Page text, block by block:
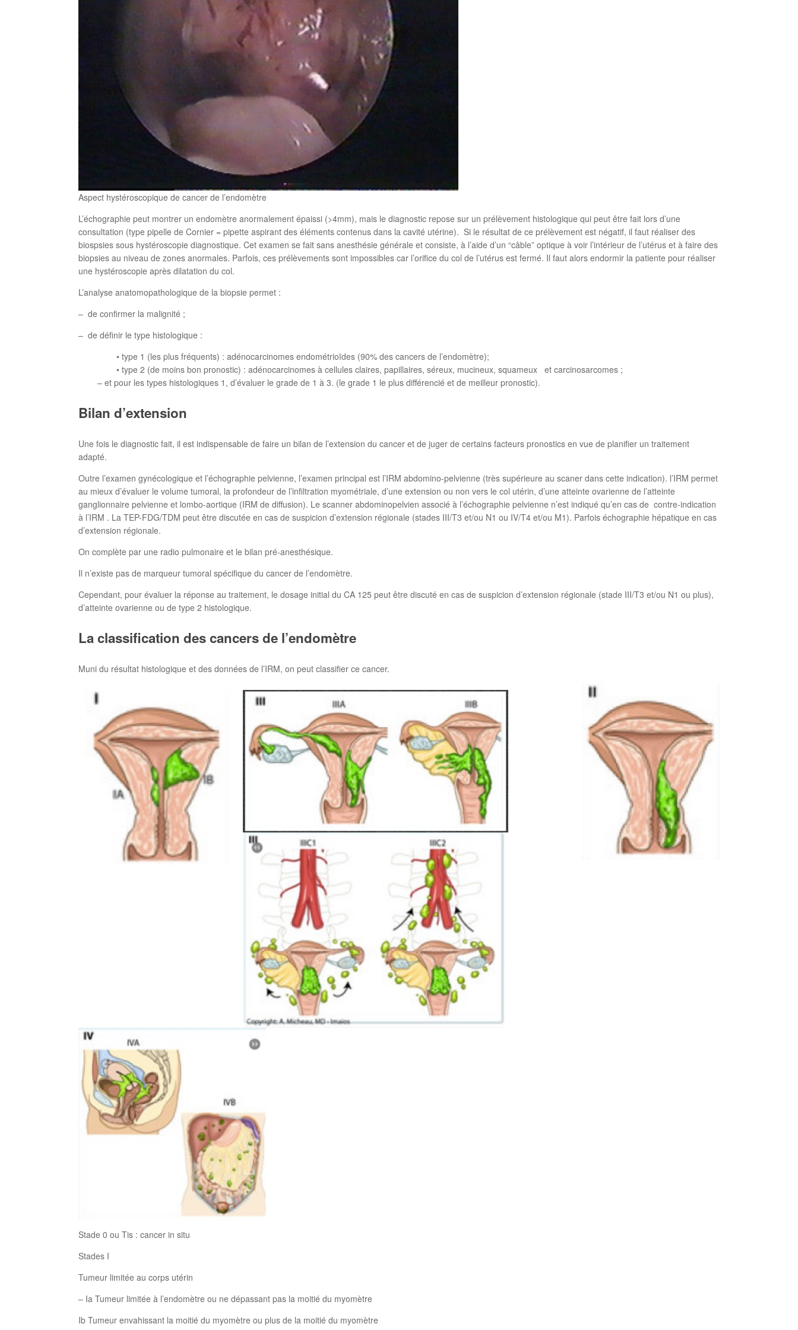
Aspect hystéroscopique de cancer de l’endomètre
L’échographie peut montrer un endomètre anormalement épaissi (>4mm), mais le diagnostic repose sur un prélèvement histologique qui peut être fait lors d’une
consultation (type pipelle de Cornier = pipette aspirant des éléments contenus dans la cavité utérine). Si le résultat de ce prélèvement est négatif, il faut réaliser des
biospsies sous hystéroscopie diagnostique. Cet examen se fait sans anesthésie générale et consiste, à l’aide d’un “câble” optique à voir l’intérieur de l’utérus et à faire des
biopsies au niveau de zones anormales. Parfois, ces prélèvements sont impossibles car l’orifice du col de l’utérus est fermé. Il faut alors endormir la patiente pour réaliser
une hystéroscopie après dilatation du col.
L’analyse anatomopathologique de la biopsie permet :
– de confirmer la malignité ;
– de définir le type histologique :
• type 1 (les plus fréquents) : adénocarcinomes endométrioïdes (90% des cancers de l’endomètre);
• type 2 (de moins bon pronostic) : adénocarcinomes à cellules claires, papillaires, séreux, mucineux, squameux et carcinosarcomes ;
– et pour les types histologiques 1, d’évaluer le grade de 1 à 3. (le grade 1 le plus différencié et de meilleur pronostic).
Bilan d’extension
Une fois le diagnostic fait, il est indispensable de faire un bilan de l’extension du cancer et de juger de certains facteurs pronostics en vue de planifier un traitement
adapté.
Outre l’examen gynécologique et l’échographie pelvienne, l’examen principal est l’IRM abdomino-pelvienne (très supérieure au scaner dans cette indication). l’IRM permet
au mieux d’évaluer le volume tumoral, la profondeur de l’infiltration myométriale, d’une extension ou non vers le col utérin, d’une atteinte ovarienne de l’atteinte
ganglionnaire pelvienne et lombo-aortique (IRM de diffusion). Le scanner abdominopelvien associé à l’échographie pelvienne n’est indiqué qu’en cas de contre-indication
à l’IRM . La TEP-FDG/TDM peut être discutée en cas de suspicion d’extension régionale (stades III/T3 et/ou N1 ou IV/T4 et/ou M1). Parfois échographie hépatique en cas
d’extension régionale.
On complète par une radio pulmonaire et le bilan pré-anesthésique.
Il n’existe pas de marqueur tumoral spécifique du cancer de l’endomètre.
Cependant, pour évaluer la réponse au traitement, le dosage initial du CA 125 peut être discuté en cas de suspicion d’extension régionale (stade III/T3 et/ou N1 ou plus),
d’atteinte ovarienne ou de type 2 histologique.
La classification des cancers de l’endomètre
Muni du résultat histologique et des données de l’IRM, on peut classifier ce cancer.
Stade 0 ou Tis : cancer in situ
Stades I
Tumeur limitée au corps utérin
– Ia Tumeur limitée à l’endomètre ou ne dépassant pas la moitié du myomètre
Ib Tumeur envahissant la moitié du myomètre ou plus de la moitié du myomètre